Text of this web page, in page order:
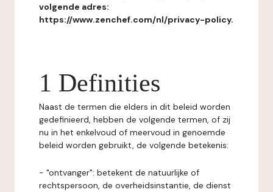
volgende adres:
https://www.zenchef.com/nl/privacy-policy.
1 Definities
Naast de termen die elders in dit beleid worden
gedefinieerd, hebben de volgende termen, of zij
nu in het enkelvoud of meervoud in genoemde
beleid worden gebruikt, de volgende betekenis:
- "ontvanger": betekent de natuurlijke of
rechtspersoon, de overheidsinstantie, de dienst